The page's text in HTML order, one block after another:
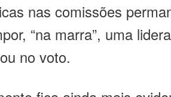
nas comissões
“na marra”, uma
no voto.